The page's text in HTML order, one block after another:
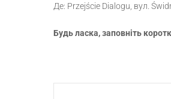
Де: Przejście Dialogu, вул.
Будь ласка, заповніть